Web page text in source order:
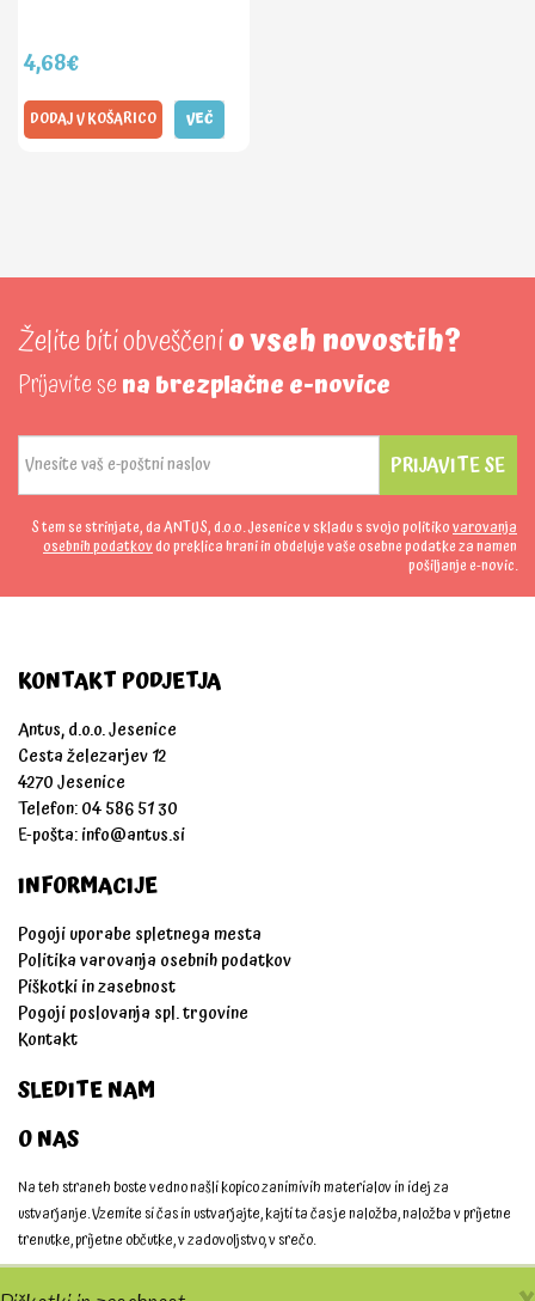
4,68€
DODAJ V KOŠARICO VEČ
Želite biti obveščenio vseh novostih?
Prijavite sena brezplačne e-novice
PRIJAVITE SE
S tem se strinjate, da ANTUS, d.o.o. Jesenice v skladu s svojo politikovarovanja
osebnih podatkovdo preklica hrani in obdeluje vaše osebne podatke za namen
pošiljanje e-novic.
KONTAKT PODJETJA
Antus, d.o.o. Jesenice
Cesta železarjev 12
4270 Jesenice
Telefon: 04 586 51 30
E-pošta:info@antus.si
INFORMACIJE
Pogoji uporabe spletnega mesta
Politika varovanja osebnih podatkov
Piškotki in zasebnost
Pogoji poslovanja spl. trgovine
Kontakt
SLEDITE NAM
O NAS
Na teh straneh boste vedno našli kopico zanimivih materialov in idej za
ustvarjanje. Vzemite si čas in ustvarjajte, kajti ta čas je naložba, naložba v prijetne
trenutke, prijetne občutke, v zadovoljstvo, v srečo.
Ustvarjajmo skupaj!